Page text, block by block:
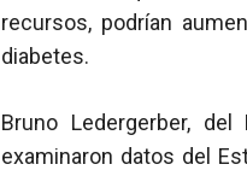
recursos, podrían
diabetes.
Bruno Ledergerber,
examinaron datos del